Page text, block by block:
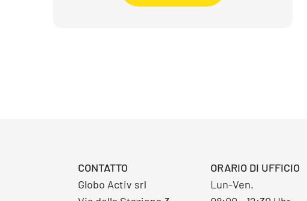
CONTATTO
Globo Activ srl
ORARIO DI UFFICIO
Lun-Ven.